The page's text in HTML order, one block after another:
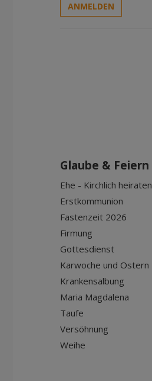
ANMELDEN
Glaube & Feiern
Ehe - Kirchlich heiraten
Erstkommunion
Fastenzeit 2026
Firmung
Gottesdienst
Karwoche und Ostern
Krankensalbung
Maria Magdalena
Taufe
Versöhnung
Weihe